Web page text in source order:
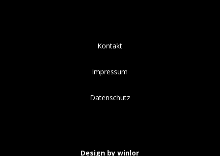
Kontakt
Impressum
Datenschutz
Design by winlor